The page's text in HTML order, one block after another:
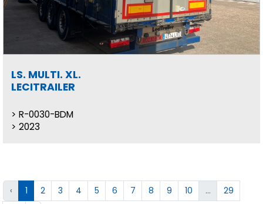
LS. MULTI. XL.
LECITRAILER
R-0030-BDM
2023
‹ 1 2 3 4 5 6 7 8 9 10 ...
29